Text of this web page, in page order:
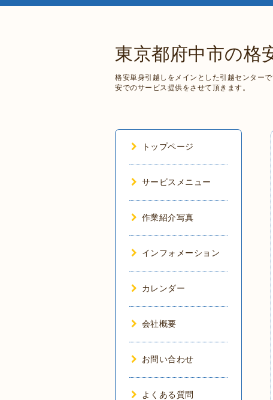
東京都府中市の格
格安単身引越しをメインとした引越センター
安でのサービス提供をさせて頂きます。
トップページ
サービスメニュー
作業紹介写真
インフォメーション
カレンダー
会社概要
お問い合わせ
よくある質問